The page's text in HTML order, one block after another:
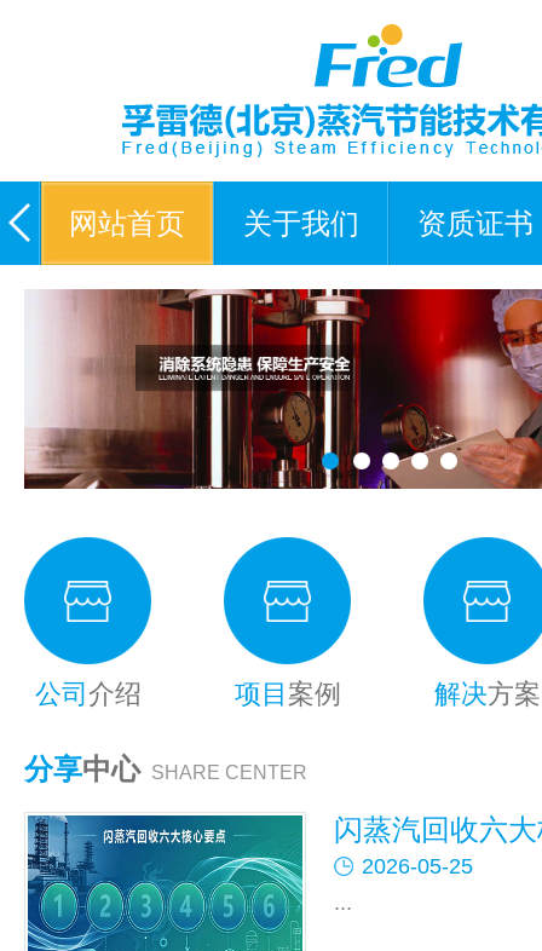
网站首页 关于我们 资质证书
公司 介绍 项目 案例 解决方案
分享中心 SHARE CENTER
闪蒸汽回收六
2026-05-25
...